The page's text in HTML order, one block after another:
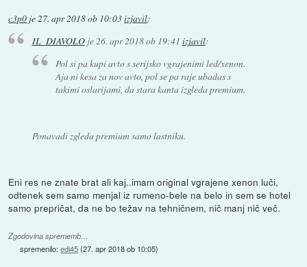
c3p0 je27. apr 2018 ob 10:03izjavil:
IL_DIAVOLOje26. apr 2018 ob 19:41 izjavil:
Pol si pa kupi avto s serijsko vgrajenimi led/xenon.
Aja ni kesa za nov avto, pol se pa raje ubadas s
takimi oslarijami, da stara kanta izgleda premium.
Ponavadi zgleda premium samo lastniku.
Eni res ne znate brat ali kaj..imam original vgrajene xenon luči,
odtenek sem samo menjal iz rumeno-bele na belo in sem se hotel
samo prepričat, da ne bo težav na tehničnem, nič manj nič več.
Zgodovina sprememb…
spremenilo:edi45(27. apr 2018 ob 10:05)